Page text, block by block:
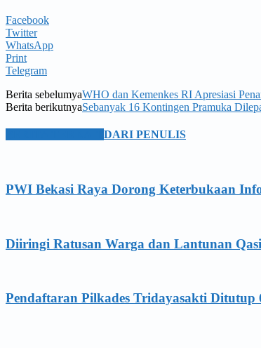
Facebook
Twitter
WhatsApp
Print
Telegram
Berita sebelumyaWHO dan Kemenkes RI Apresiasi
Berita berikutnyaSebanyak 16 Kontingen Pramuka
DARI PENULIS
PWI Bekasi Raya Dorong Keterbukaan
Diiringi Ratusan Warga dan Lantunan
Pendaftaran Pilkades Tridayasakti